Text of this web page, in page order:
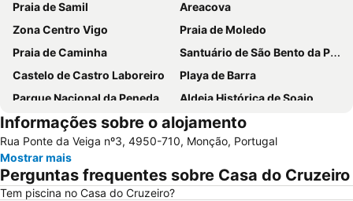
Praia de Samil
Areacova
Zona Centro Vigo
Praia de Moledo
Praia de Caminha
Santuário de São Bento da Porta Aberta
Castelo de Castro Laboreiro
Playa de Barra
Parque Nacional da Peneda-Gerês
Aldeia Histórica de Soajo
Praia Fluvial de Vilar da Veiga
Prexigueiro
Cascata do Tahiti - Ermida
Praia Fluvial do Taboão
Termas de Outariz
Vigo-Guixar
Paseo Marítimo de Baiona
Luz
Informações sobre o alojamento
Rua Ponte da Veiga nº3, 4950-710, Monção, Portugal
Mostrar mais
Perguntas frequentes sobre Casa do Cruzeiro
Tem piscina no Casa do Cruzeiro?